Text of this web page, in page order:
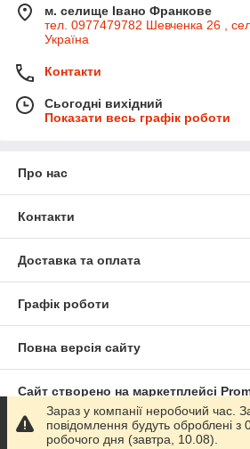
м. селище Івано Франкове
тел. 0977479782 Шевченка 26 ,
Україна
Контакти
Сьогодні вихідний
Показати весь графік роботи
Про нас
Контакти
Доставка та оплата
Графік роботи
Повна версія сайту
Сайт створено на маркетплейсі
Політика конфіденційності
Зараз у компанії неробочий час.
повідомлення будуть оброблені з
робочого дня (завтра, 10.08).